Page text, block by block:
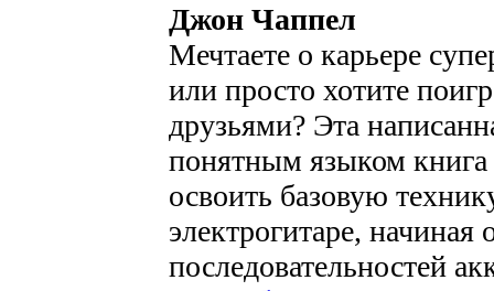
Джон Чаппел
Мечтаете о карьере
или просто хотите
друзьями? Эта
понятным языком
освоить базовую
электрогитаре,
последовательностей